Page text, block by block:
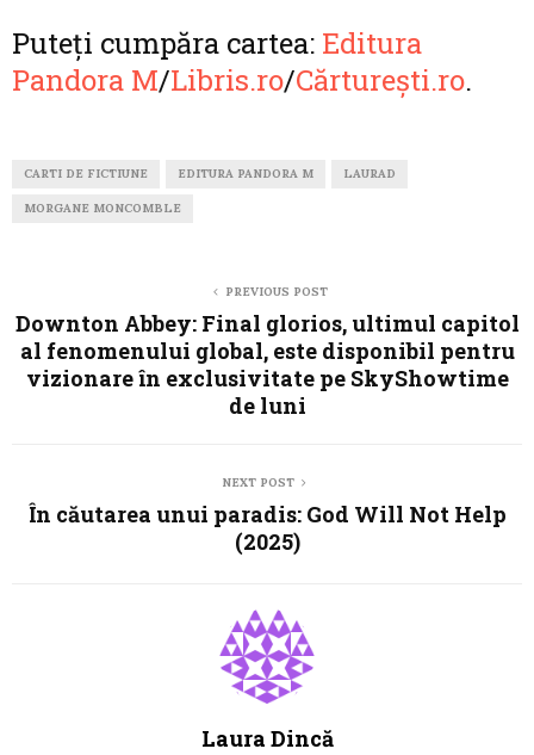
Puteți cumpăra cartea: Editura
Pandora M/Libris.ro/Cărturești.ro.
CARTI DE FICTIUNE EDITURA PANDORA M LAURAD
MORGANE MONCOMBLE
PREVIOUS POST
Downton Abbey: Final glorios, ultimul capitol
al fenomenului global, este disponibil pentru
vizionare în exclusivitate pe SkyShowtime
de luni
NEXT POST
În căutarea unui paradis: God Will Not Help
(2025)
Laura Dincă